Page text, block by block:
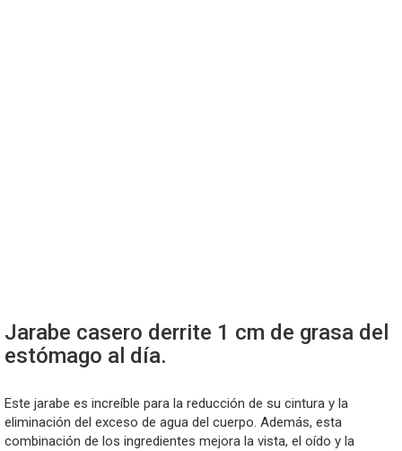
Jarabe casero derrite 1 cm de grasa del
estómago al día.
Este jarabe es increíble para la reducción de su cintura y la
eliminación del exceso de agua del cuerpo. Además, esta
combinación de los ingredientes mejora la vista, el oído y la